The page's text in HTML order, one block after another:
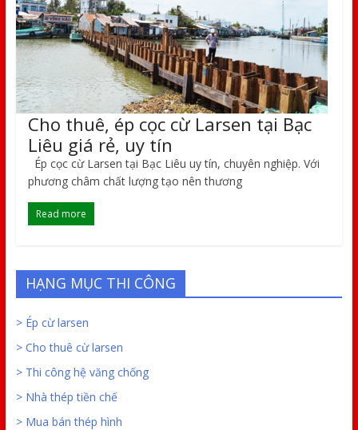
Cho thuê, ép cọc cừ Larsen tại Bạc
Liêu giá rẻ, uy tín
Ép cọc cừ Larsen tại Bạc Liêu uy tín, chuyên nghiệp. Với
phương châm chất lượng tạo nên thương
Read more
HẠNG MỤC THI CÔNG
> Ép cừ larsen
> Cho thuê cừ larsen
> Thi công hệ văng chống
> Nhà thép tiền chế
> Mua bán thép hình